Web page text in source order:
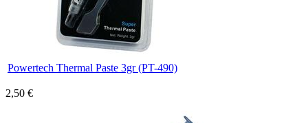
Powertech Thermal Paste 3gr (PT-490)
2,50 €